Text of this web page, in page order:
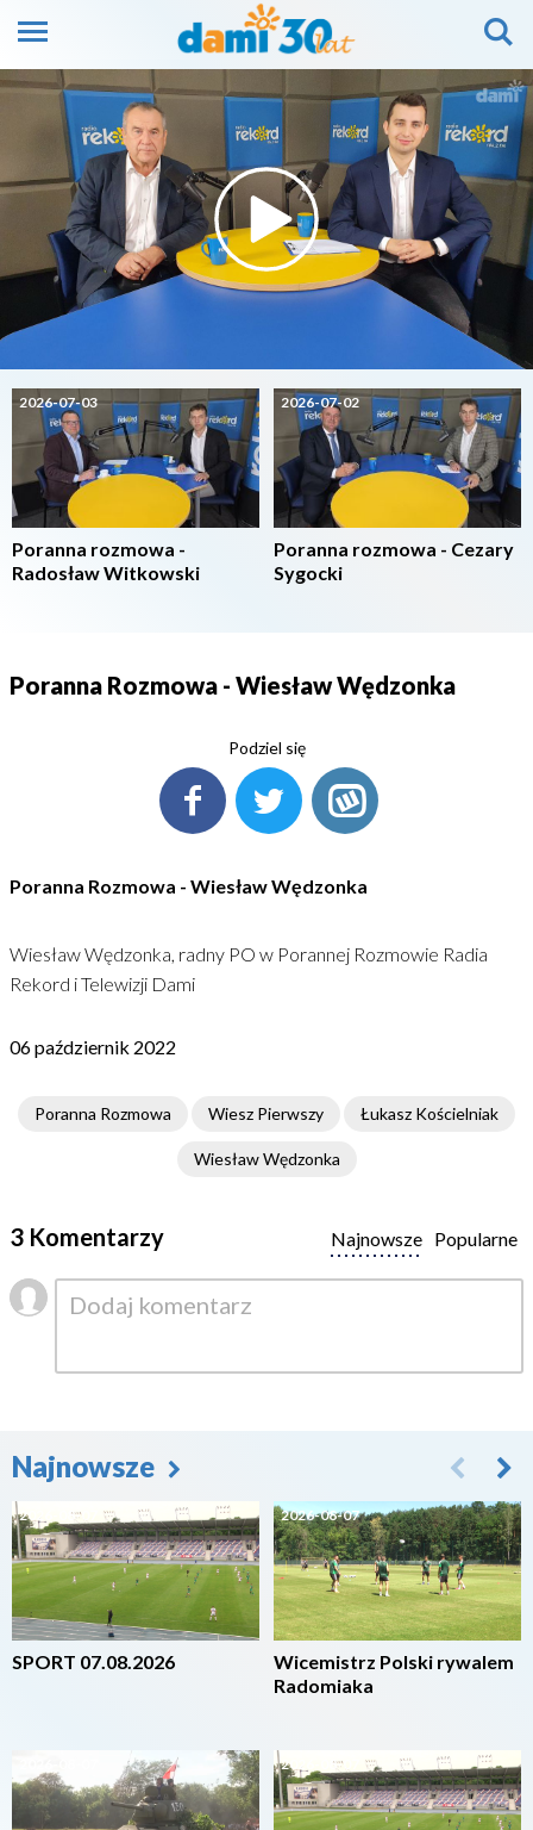
2026-07-03
Poranna rozmowa -
Radosław Witkowski
2026-07-02
Poranna rozmowa - Cezary
Sygocki
Poranna Rozmowa - Wiesław Wędzonka
Podziel się
Poranna Rozmowa - Wiesław Wędzonka
Wiesław Wędzonka, radny PO w Porannej Rozmowie Radia
Rekord i Telewizji Dami
06 październik 2022
Poranna Rozmowa Wiesz Pierwszy Łukasz Kościelniak
Wiesław Wędzonka
3 Komentarzy Popularne
Najnowsze
Najnowsze
2026-08-07
SPORT 07.08.2026
2026-08-07
Wicemistrz Polski rywalem
Radomiaka
2026-08-07